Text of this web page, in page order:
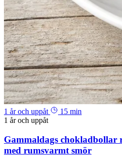
1 år och uppåt
15 min
1 år och uppåt
Gammaldags chokladbollar
med rumsvarmt smör